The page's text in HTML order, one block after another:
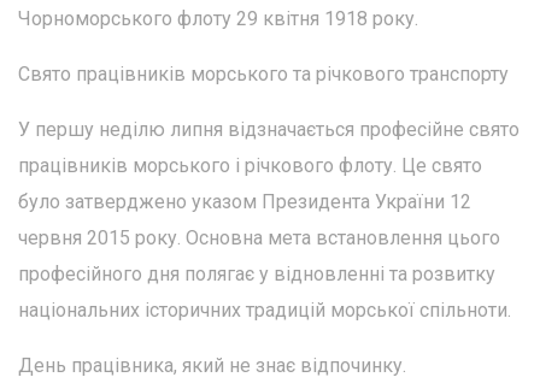
Чорноморського флоту 29 квітня 1918 року.
Свято працівників морського та річкового транспорту
У першу неділю липня відзначається професійне свято
працівників морського і річкового флоту. Це свято
було затверджено указом Президента України 12
червня 2015 року. Основна мета встановлення цього
професійного дня полягає у відновленні та розвитку
національних історичних традицій морської спільноти.
День працівника, який не знає відпочинку.